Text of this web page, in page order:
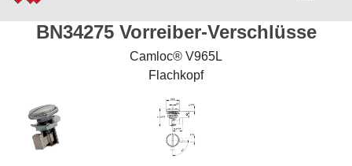
BN34275 Vorreiber-Verschlüsse
Camloc® V965L
Flachkopf